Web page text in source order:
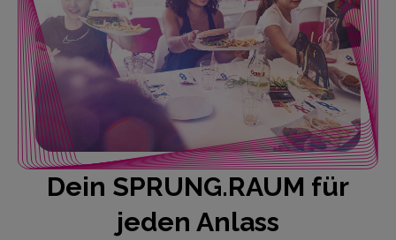
Dein SPRUNG.RAUM für
jeden Anlass